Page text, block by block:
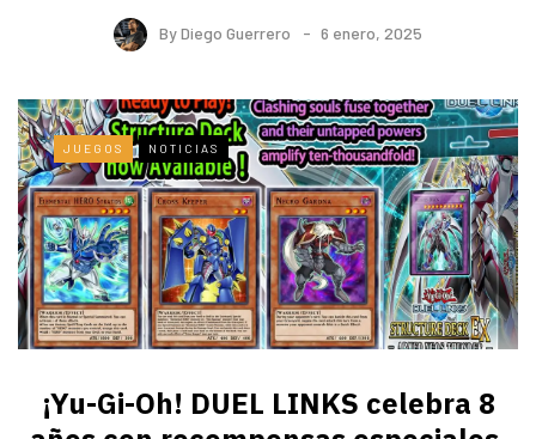
ByDiego Guerrero 6 enero, 2025
JUEGOS NOTICIAS
¡Yu-Gi-Oh! DUEL LINKS celebra 8